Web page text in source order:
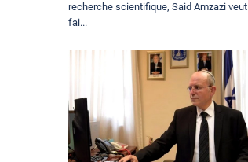
recherche scientifique, Said Amzazi veut
fai...